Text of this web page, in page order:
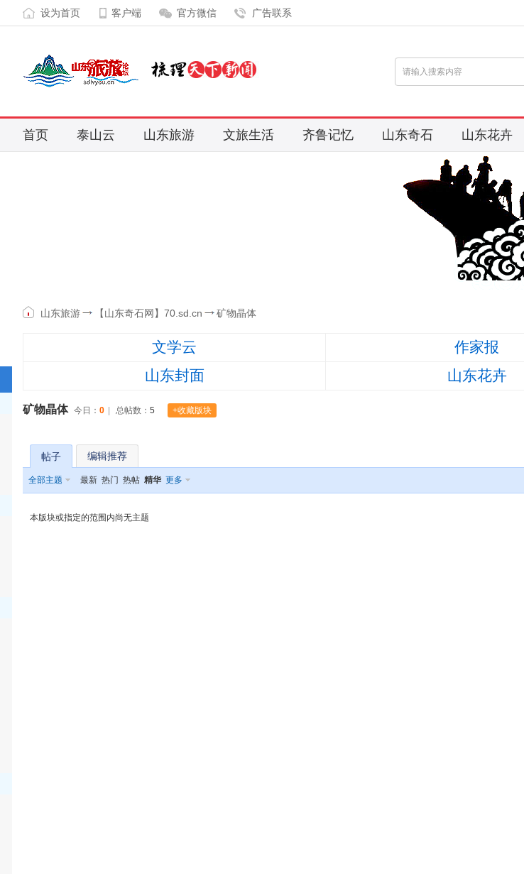
设为首页 客户端 官方微信 广告联系
首页 泰山云 山东旅游 文旅生活 齐鲁记忆 山东奇石 山东花卉
山
东
山东旅游
【山东奇石网】70.sd.cn
矿物晶体
文学云 作家报
山东封面
山东花卉
矿物晶体 今日： 0 总帖数： 5 +收藏版块
帖子 编辑推荐
全部主题 最新 热门 热帖 精华 更多
本版块或指定的范围内尚无主题